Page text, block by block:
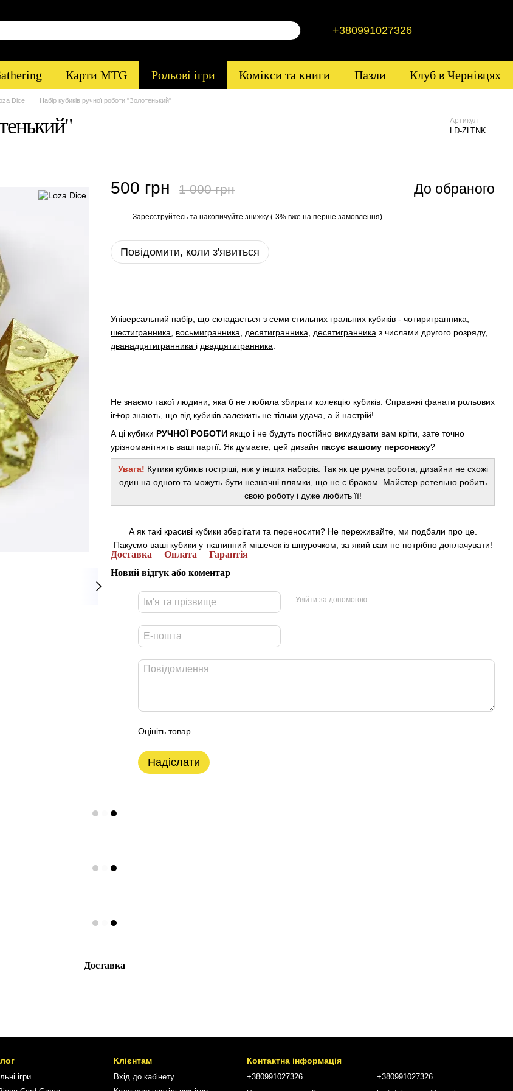
+380991027326
Карти MTG Рольові ігри Комікси та книги Пазли Клуб в Чернівцях
Dice Набір кубиків ручної роботи "Золотенький"
Артикул
LD-ZLTNK
500 грн 1 000 грн До обраного
Зареєструйтесь та накопичуйте знижку (-3% вже на перше замовлення)
Повідомити, коли з'явиться
Універсальний набір, що складається з семи стильних гральних кубиків - чотиригранника,
шестигранника, восьмигранника, десятигранника, десятигранника з числами другого розряду,
дванадцятигранника і двадцятигранника.
Не знаємо такої людини, яка б не любила збирати колекцію кубиків. Справжні фанати рольових
іг+ор знають, що від кубиків залежить не тільки удача, а й настрій!
А ці кубики РУЧНОЇ РОБОТИ якщо і не будуть постійно викидувати вам кріти, зате точно
урізноманітнять ваші партії. Як думаєте, цей дизайн пасує вашому персонажу?
Увага! Кутики кубиків гостріші, ніж у інших наборів. Так як це ручна робота, дизайни не схожі
один на одного та можуть бути незначні плямки, що не є браком. Майстер ретельно робить
свою роботу і дуже любить її!
А як такі красиві кубики зберігати та переносити? Не переживайте, ми подбали про це.
Пакуємо ваші кубики у тканинний мішечок із шнурочком, за який вам не потрібно доплачувати!
Доставка Оплата
Гарантія
Новий відгук або коментар
Увійти за допомогою
Оцініть товар
Надіслати
Доставка
ігри
Клієнтам
Вхід до кабінету
Контактна інформація
+380991027326
+380991027326